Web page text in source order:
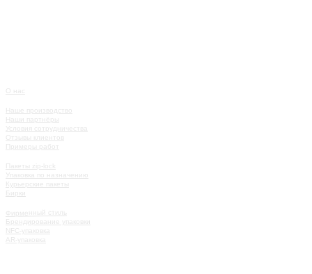
Наше производство
Наши партнёры
Условия сотрудничества
Примеры работ
Пакеты zip-lock
Упаковка по назначению
Курьерские пакеты
Бирки
Фирменный стиль
Брендирование упаковки
NFC-упаковка
AR-упаковка